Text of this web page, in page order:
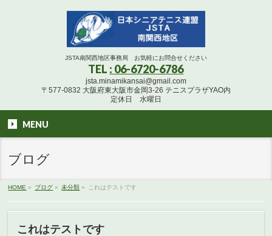
JSTA南関西地区事務局 お気軽にお問合せください
TEL : 06-6720-6786
jsta.minamikansai@gmail.com
〒577-0832 大阪府東大阪市金岡3-26 テニスプラザYAO内
定休日 水曜日
MENU
ブログ
HOME » ブログ » 未分類 » これはテストです
これはテストです